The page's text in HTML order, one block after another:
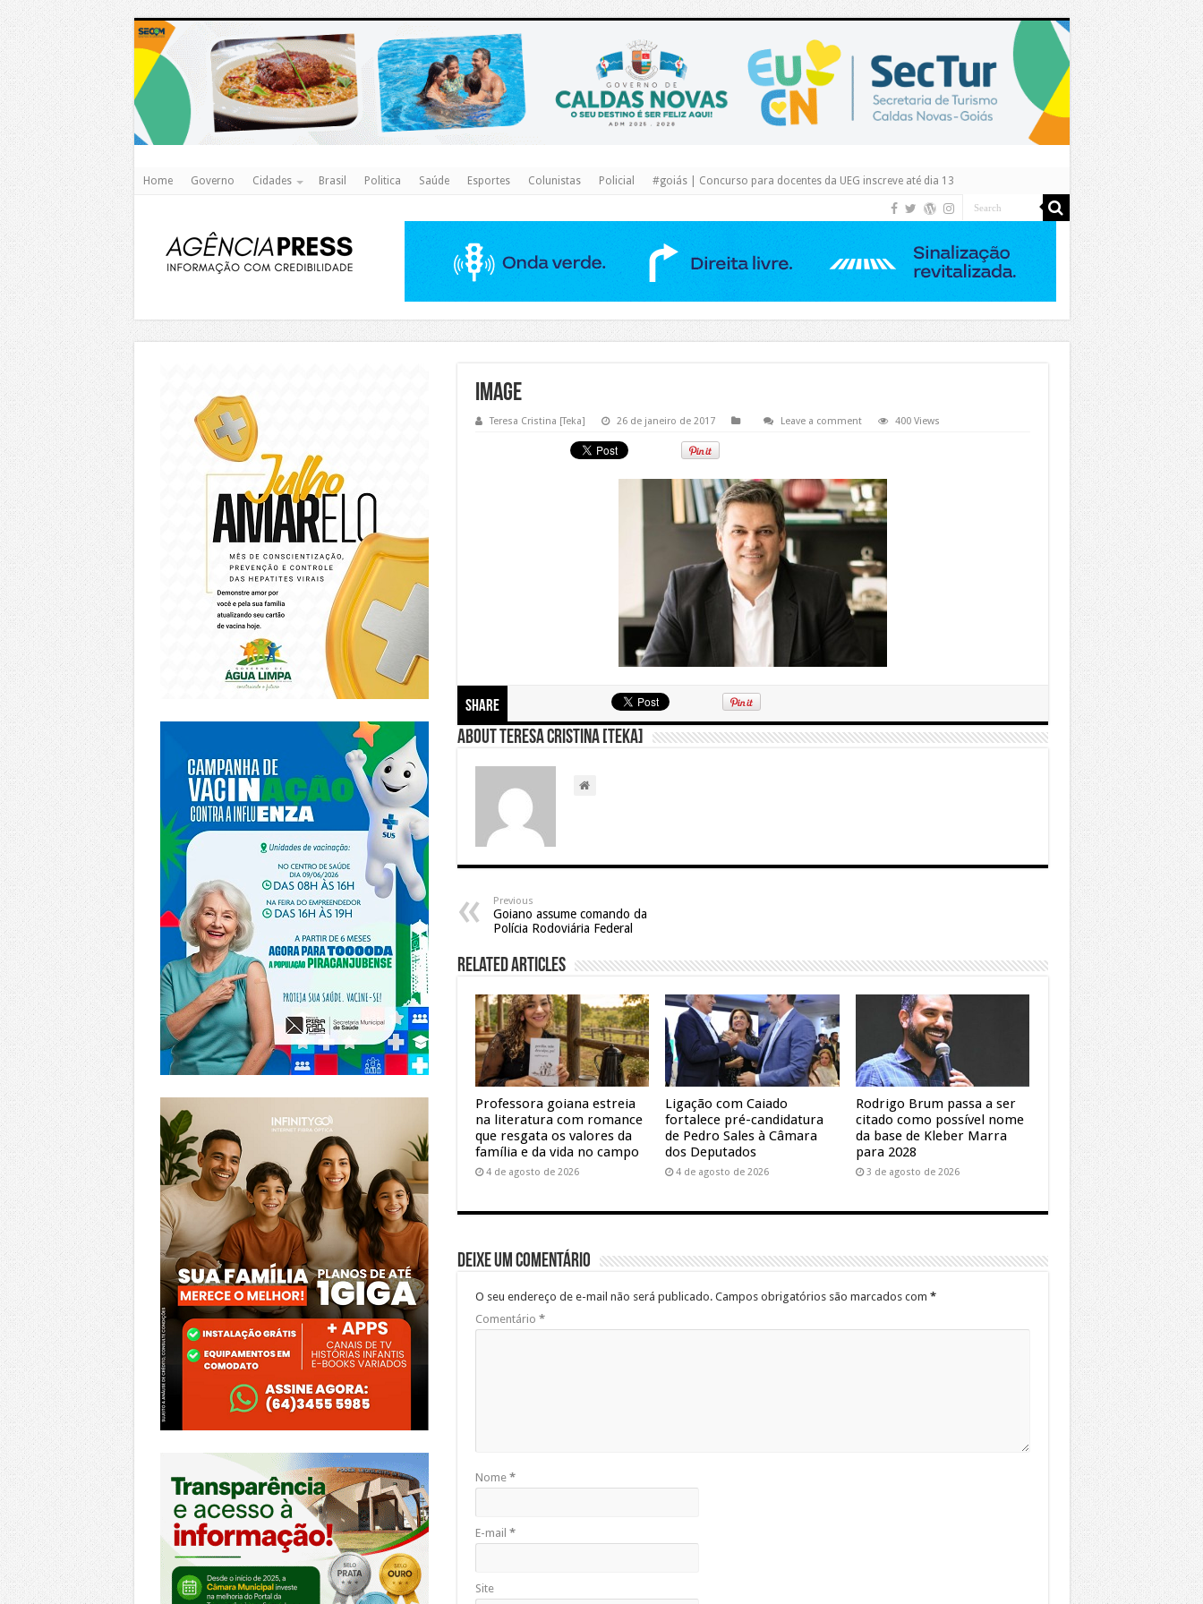
https://www.caldasnovas.go.gov.br/
Home Governo Cidades Brasil Politica Saúde Esportes Colunistas Policial #goiás | Concurso para docentes da UEG inscreve até dia 13
image
Teresa Cristina [Teka] 26 de janeiro de 2017 Leave a comment 400 Views
Share
About Teresa Cristina [Teka]
Previous
Goiano assume comando da
Polícia Rodoviária Federal
Related Articles
Professora goiana estreia
na literatura com romance
que resgata os valores da
família e da vida no campo
4 de agosto de 2026
Ligação com Caiado
fortalece pré-candidatura
de Pedro Sales à Câmara
dos Deputados
4 de agosto de 2026
Rodrigo Brum passa a ser
citado como possível nome
da base de Kleber Marra
para 2028
3 de agosto de 2026
Deixe um comentário
O seu endereço de e-mail não será publicado. Campos obrigatórios são marcados com *
Comentário *
Nome *
E-mail *
Site
https://piracanjuba.go.gov.br/
https://www.infinitygo.com.br/
https://morrinhos.go.leg.br/